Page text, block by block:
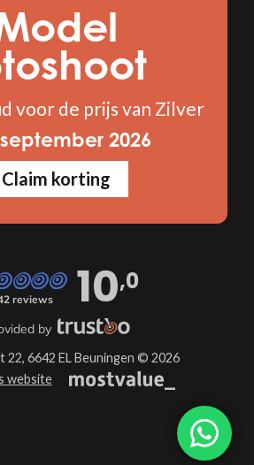
voor de prijs van Zilver
2026
Claim korting
reviews 10,0
by
22, 6642 EL Beuningen © 2026
website